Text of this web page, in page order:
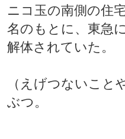
ニコ玉の南側の住
名のもとに、東急
解体されていた。
（えげつないこ
ぶつ。